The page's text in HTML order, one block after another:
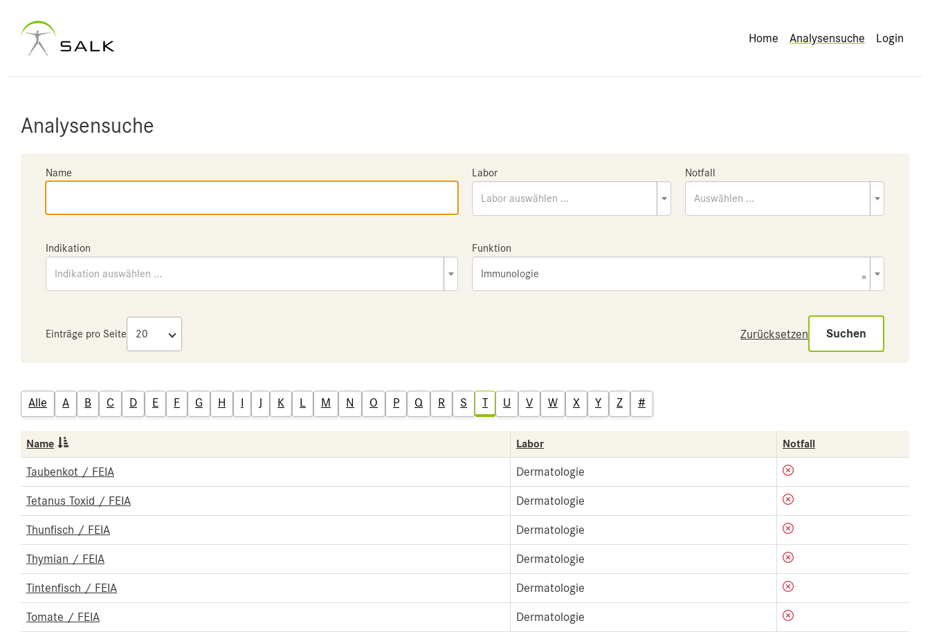
Home Analysensuche Login
Analysensuche
Name Labor
Labor auswählen ...
Notfall
Auswählen ...
Indikation
Indikation auswählen ...
Funktion
×
Immunologie
Einträge pro Seite Zurücksetzen Suchen
Alle A B C D E F G H I J K L M N O P Q R S T U V W X Y Z #
Name Labor Notfall
Taubenkot / FEIA Dermatologie
Tetanus Toxid / FEIA Dermatologie
Thunfisch / FEIA Dermatologie
Thymian / FEIA Dermatologie
Tintenfisch / FEIA Dermatologie
Tomate / FEIA Dermatologie